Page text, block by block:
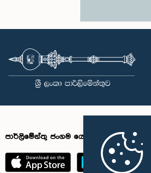
පාර්ලිමේන්තු ජංගම යෙදුම